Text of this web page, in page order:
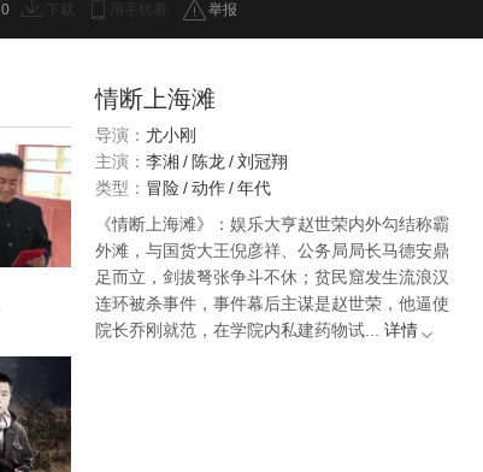
0 举报
情断上海滩
导演： 尤小刚
主演： 李湘 / 陈龙 /刘冠翔
类型： 冒险/动作/年代
《情断上海滩》：娱乐大亨赵世荣内外勾结称霸
外滩，与国货大王倪彦祥、公务局局长马德安鼎
足而立，剑拔弩张争斗不休；贫民窟发生流浪汉
连环被杀事件，事件幕后主谋是赵世荣，他逼使
院长乔刚就范，在学院内私建药物试...
详情